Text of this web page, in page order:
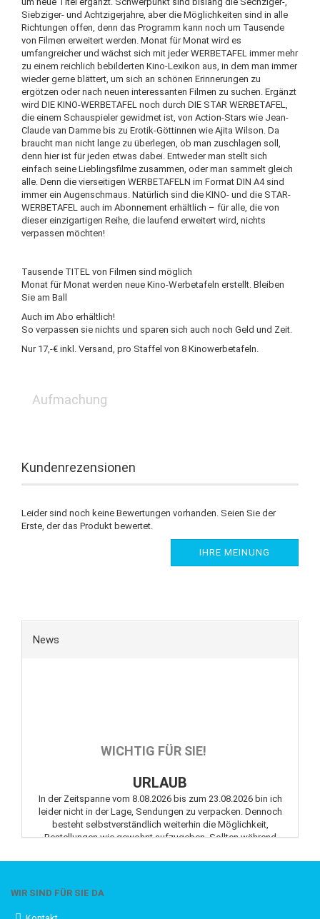
Siebziger- und Achtzigerjahre, aber die Möglichkeiten sind in alle
Richtungen offen, denn das Programm kann noch um Tausende
von Filmen erweitert werden. Monat für Monat wird es
umfangreicher und wächst sich mit jeder WERBETAFEL immer mehr
zu einem reichlich bebilderten Kino-Lexikon aus, in dem man immer
wieder gerne blättert, um sich an schönen Erinnerungen zu
ergötzen oder nach neuen interessanten Filmen zu suchen. Ergänzt
wird DIE KINO-WERBETAFEL noch durch DIE STAR WERBETAFEL,
die einem Schauspieler gewidmet ist, von Action-Stars wie Jean-
Claude van Damme bis zu Erotik-Göttinnen wie Ajita Wilson. Da
braucht man nicht lange zu überlegen, ob man zuschlagen soll,
denn hier ist für jeden etwas dabei. Entweder man stellt sich
einfach seine Lieblingsfilme zusammen, oder man sammelt gleich
alle. Denn die vierseitigen WERBETAFELN im Format DIN A4 sind
immer ein Augenschmaus. Natürlich sind die KINO- und die STAR-
WERBETAFEL auch im Abonnement erhältlich – für alle, die von
dieser einzigartigen Reihe, die laufend erweitert wird, nichts
verpassen möchten!
Tausende TITEL von Filmen sind möglich
Monat für Monat werden neue Kino-Werbetafeln erstellt. Bleiben
Sie am Ball
Auch im Abo erhältlich!
So verpassen sie nichts und sparen sich auch noch Geld und Zeit.
Nur 17,-€ inkl. Versand, pro Staffel von 8 Kinowerbetafeln.
Aufmachung
Kundenrezensionen
Leider sind noch keine Bewertungen vorhanden. Seien Sie der
Erste, der das Produkt bewertet.
IHRE MEINUNG
News
WICHTIG FÜR SIE!
URLAUB
In der Zeitspanne vom 8.08.2026 bis zum 23.08.2026 bin ich
leider nicht in der Lage, Sendungen zu verpacken. Dennoch
besteht selbstverständlich weiterhin die Möglichkeit,
Bestellungen wie gewohnt aufzugeben. Sollten während
mich jederzeit gerne per E-Mail kontaktieren.
WIR SIND FÜR SIE DA